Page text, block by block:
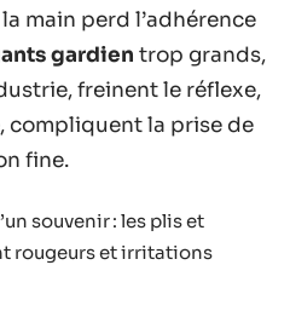
main perd l’adhérence
gardien trop grands,
freinent le réflexe,
compliquent la prise de
fine.
souvenir : les plis et
rougeurs et irritations